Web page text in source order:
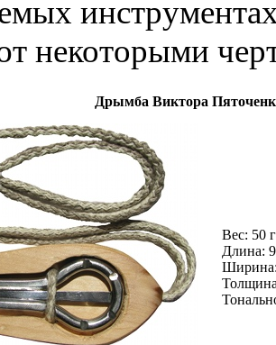
некоторыми
Дрымба Виктора
Вес: 50
Длина: